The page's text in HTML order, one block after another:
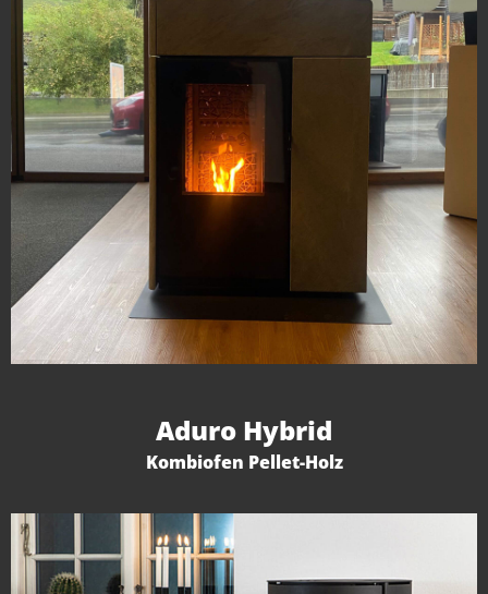
Aduro Hybrid
Kombiofen Pellet-Holz